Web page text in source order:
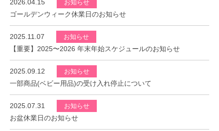
2026.04.15 お知らせ
ゴールデンウィーク休業日のお知らせ
2025.11.07 お知らせ
【重要】2025〜2026 年末年始スケジュールのお知らせ
2025.09.12 お知らせ
一部商品(ベビー用品)の受け入れ停止について
2025.07.31 お知らせ
お盆休業日のお知らせ